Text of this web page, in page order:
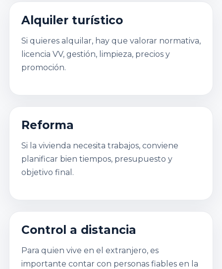
Alquiler turístico
Si quieres alquilar, hay que valorar normativa,
licencia VV, gestión, limpieza, precios y
promoción.
Reforma
Si la vivienda necesita trabajos, conviene
planificar bien tiempos, presupuesto y
objetivo final.
Control a distancia
Para quien vive en el extranjero, es
importante contar con personas fiables en la